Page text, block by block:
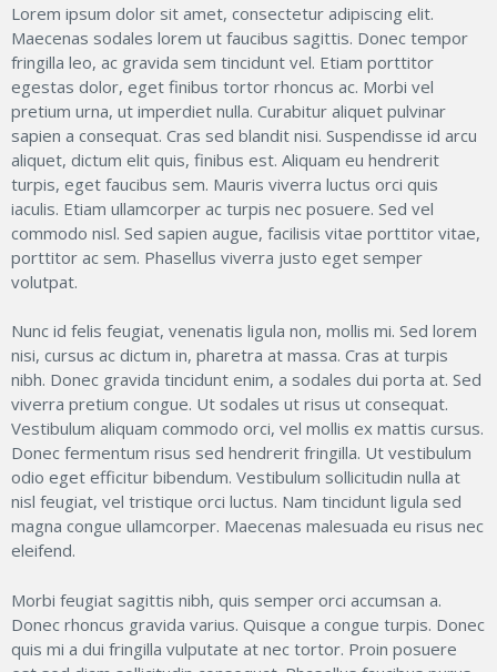
Lorem ipsum dolor sit amet, consectetur adipiscing elit.
Maecenas sodales lorem ut faucibus sagittis. Donec tempor
fringilla leo, ac gravida sem tincidunt vel. Etiam porttitor
egestas dolor, eget finibus tortor rhoncus ac. Morbi vel
pretium urna, ut imperdiet nulla. Curabitur aliquet pulvinar
sapien a consequat. Cras sed blandit nisi. Suspendisse id arcu
aliquet, dictum elit quis, finibus est. Aliquam eu hendrerit
turpis, eget faucibus sem. Mauris viverra luctus orci quis
iaculis. Etiam ullamcorper ac turpis nec posuere. Sed vel
commodo nisl. Sed sapien augue, facilisis vitae porttitor vitae,
porttitor ac sem. Phasellus viverra justo eget semper
volutpat.
Nunc id felis feugiat, venenatis ligula non, mollis mi. Sed lorem
nisi, cursus ac dictum in, pharetra at massa. Cras at turpis
nibh. Donec gravida tincidunt enim, a sodales dui porta at. Sed
viverra pretium congue. Ut sodales ut risus ut consequat.
Vestibulum aliquam commodo orci, vel mollis ex mattis cursus.
Donec fermentum risus sed hendrerit fringilla. Ut vestibulum
odio eget efficitur bibendum. Vestibulum sollicitudin nulla at
nisl feugiat, vel tristique orci luctus. Nam tincidunt ligula sed
magna congue ullamcorper. Maecenas malesuada eu risus nec
eleifend.
Morbi feugiat sagittis nibh, quis semper orci accumsan a.
Donec rhoncus gravida varius. Quisque a congue turpis. Donec
quis mi a dui fringilla vulputate at nec tortor. Proin posuere